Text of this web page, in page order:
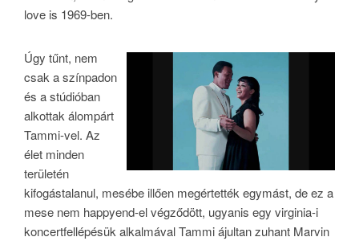
love is 1969-ben.
Úgy tűnt, nem
csak a színpadon
és a stúdióban
alkottak álompárt
Tammi-vel. Az
élet minden
területén
kifogástalanul, mesébe illően megértették egymást, de ez a
mese nem happyend-el végződött, ugyanis egy virginia-i
koncertfellépésük alkalmával Tammi ájultan zuhant Marvin